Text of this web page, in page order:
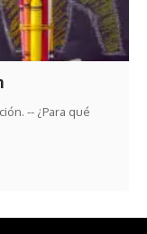
-- ¿Para qué